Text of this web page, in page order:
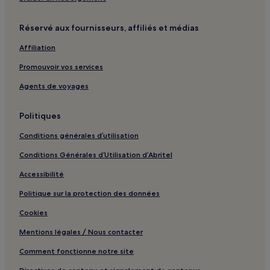
Lyon : hôtels Hôtels-boutiques
Vénissieux : hôtels Hôtels avec parking
Villeurbanne : hôtels Hôtels avec parking
Hôpital privé Jean Mermoz : hôtels à proximité
Arrêt de tram Manufacture - Montluc : hôtels à proximité
Arrêt de tram Essarts - Laennec : hôtels à proximité
Réservé aux fournisseurs, affiliés et médias
Affiliation
Promouvoir vos services
Agents de voyages
Politiques
Conditions générales d’utilisation
Conditions Générales d’Utilisation d’Abritel
Accessibilité
Politique sur la protection des données
Cookies
Mentions légales / Nous contacter
Comment fonctionne notre site